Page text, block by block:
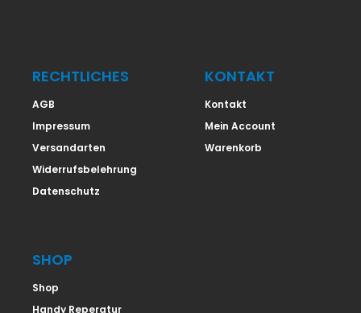
RECHTLICHES
AGB
Impressum
Versandarten
Widerrufsbelehrung
Datenschutz
KONTAKT
Kontakt
Mein Account
Warenkorb
SHOP
Shop
Handy Reperatur